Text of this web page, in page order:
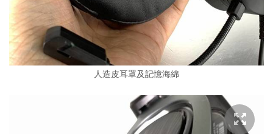
人造皮耳罩及記憶海綿